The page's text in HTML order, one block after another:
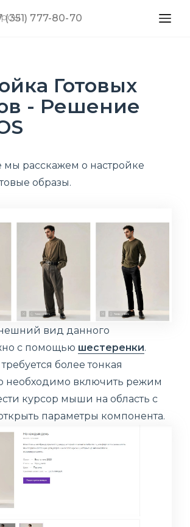
(351) 777-80-70
Готовых
- Решение
мы расскажем о настройке
образы.
вид данного
с помощью шестеренки.
более тонкая
необходимо включить режим
курсор мыши на область с
параметры компонента.